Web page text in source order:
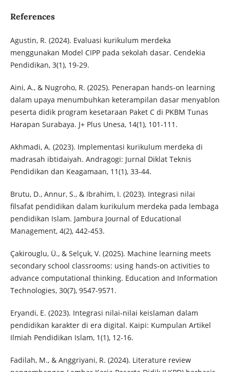
References
Agustin, R. (2024). Evaluasi kurikulum merdeka
menggunakan Model CIPP pada sekolah dasar. Cendekia
Pendidikan, 3(1), 19-29.
Aini, A., & Nugroho, R. (2025). Penerapan hands-on learning
dalam upaya menumbuhkan keterampilan dasar menyablon
peserta didik program kesetaraan Paket C di PKBM Tunas
Harapan Surabaya. J+ Plus Unesa, 14(1), 101-111.
Akhmadi, A. (2023). Implementasi kurikulum merdeka di
madrasah ibtidaiyah. Andragogi: Jurnal Diklat Teknis
Pendidikan dan Keagamaan, 11(1), 33-44.
Brutu, D., Annur, S., & Ibrahim, I. (2023). Integrasi nilai
filsafat pendidikan dalam kurikulum merdeka pada lembaga
pendidikan Islam. Jambura Journal of Educational
Management, 4(2), 442-453.
Çakirouglu, Ü., & Selçuk, V. (2025). Machine learning meets
secondary school classrooms: using hands-on activities to
advance computational thinking. Education and Information
Technologies, 30(7), 9547-9571.
Eryandi, E. (2023). Integrasi nilai-nilai keislaman dalam
pendidikan karakter di era digital. Kaipi: Kumpulan Artikel
Ilmiah Pendidikan Islam, 1(1), 12-16.
Fadilah, M., & Anggriyani, R. (2024). Literature review